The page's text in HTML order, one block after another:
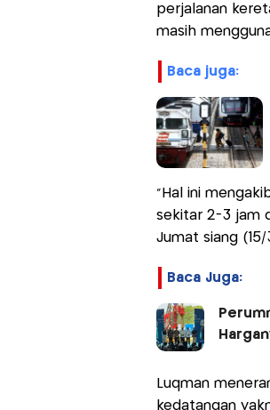
perjalanan
masih
baca juga:
"Hal ini
sekitar 2-3 jam
Jumat siang (15/
Baca Juga:
Luqman
kedatangan